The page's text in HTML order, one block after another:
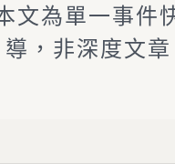
文為單一事件
導，非深度文章